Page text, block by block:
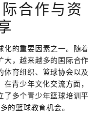
合作与资
化的重要因素之一。随着
大，越来越多的国际合作
体育组织、篮球协会以及
青少年文化交流方面，
了多个青少年篮球培训平
的篮球教育机会。